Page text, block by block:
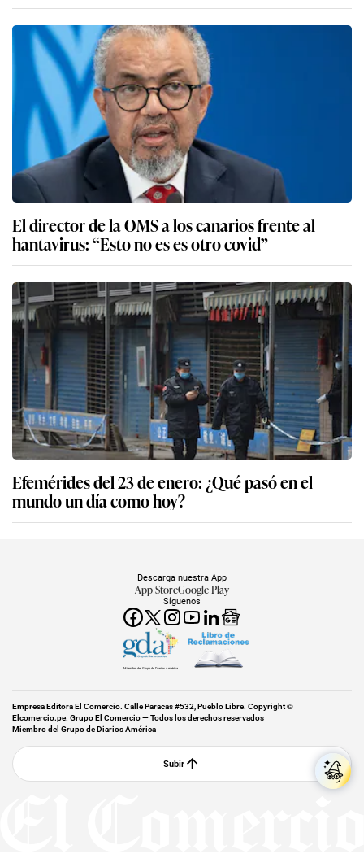
El director de la OMS a los canarios frente al
hantavirus: “Esto no es es otro covid”
Efemérides del 23 de enero: ¿Qué pasó en el
mundo un día como hoy?
Síguenos
Descarga nuestra App
App StoreGoogle Play
Miembro del Grupo de Diarios América
Empresa Editora El Comercio. Calle Paracas #532, Pueblo Libre. Copyright ©
Elcomercio.pe. Grupo El Comercio — Todos los derechos reservados
Miembro del Grupo de Diarios América
Subir